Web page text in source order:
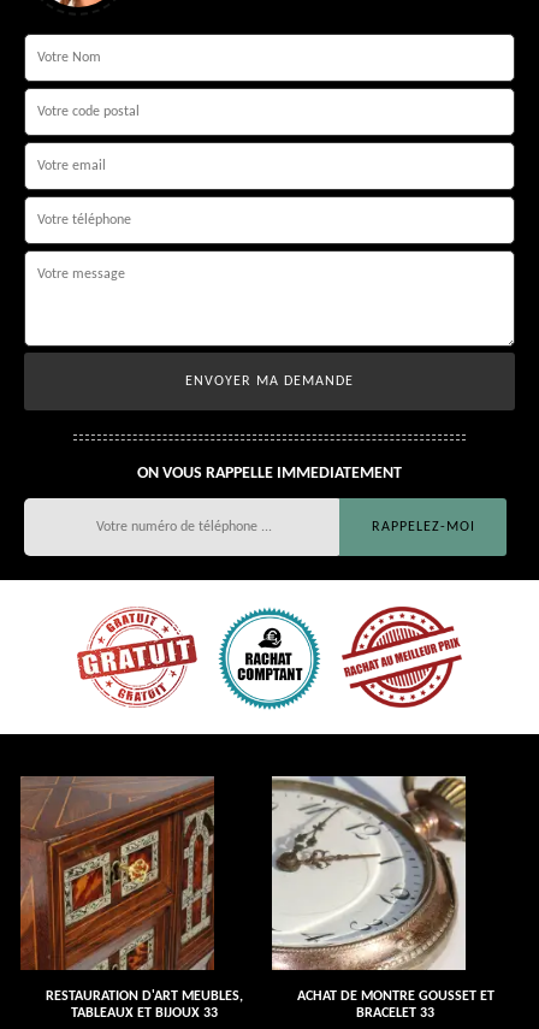
ON VOUS RAPPELLE IMMEDIATEMENT
RESTAURATION D'ART MEUBLES,
TABLEAUX ET BIJOUX 33
ACHAT DE MONTRE GOUSSET ET
BRACELET 33